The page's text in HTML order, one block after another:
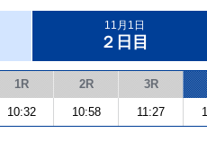
11月1日
２日目
1R 2R 3R
10:32 10:58 11:27